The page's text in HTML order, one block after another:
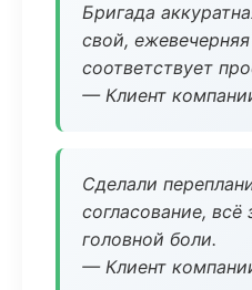
Бригада
свой,
соответствует
— Клиент
Сделали
согласование, всё
головной боли.
— Клиент